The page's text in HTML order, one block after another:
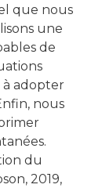
que nous
une
de
adopter
nous
du
2019,